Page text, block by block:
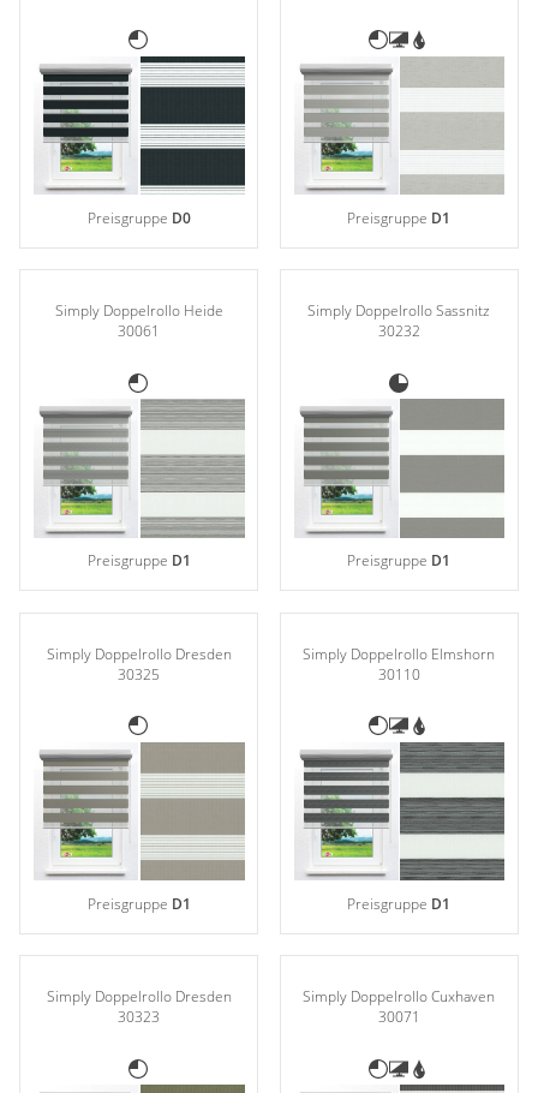
Preisgruppe D0 Preisgruppe D1
Simply Doppelrollo Heide
30061
Preisgruppe D1
Simply Doppelrollo Sassnitz
30232
Preisgruppe D1
Simply Doppelrollo Dresden
30325
Preisgruppe D1
Simply Doppelrollo Elmshorn
30110
Preisgruppe D1
Simply Doppelrollo Dresden
30323
Simply Doppelrollo Cuxhaven
30071